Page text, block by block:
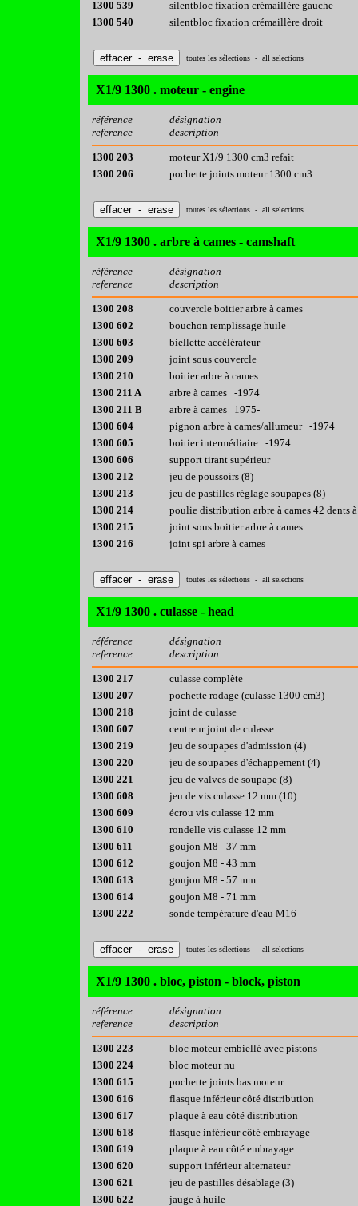
1300 539
silentbloc fixation crémaillère gauche
1300 540
silentbloc fixation crémaillère droit
toutes les sélections - all selections
X1/9 1300 . moteur - engine
référence
reference
désignation
description
1300 203
moteur X1/9 1300 cm3 refait
1300 206
pochette joints moteur 1300 cm3
toutes les sélections - all selections
X1/9 1300 . arbre à cames - camshaft
référence
reference
désignation
description
1300 208
couvercle boitier arbre à cames
1300 602
bouchon remplissage huile
1300 603
biellette accélérateur
1300 209
joint sous couvercle
1300 210
boitier arbre à cames
1300 211 A
arbre à cames -1974
1300 211 B
arbre à cames 1975-
1300 604
pignon arbre à cames/allumeur -1974
1300 605
boitier intermédiaire -1974
1300 606
support tirant supérieur
1300 212
jeu de poussoirs (8)
1300 213
jeu de pastilles réglage soupapes (8)
1300 214
poulie distribution arbre à cames 42 dents
1300 215
joint sous boitier arbre à cames
1300 216
joint spi arbre à cames
toutes les sélections - all selections
X1/9 1300 . culasse - head
référence
reference
désignation
description
1300 217
culasse complète
1300 207
pochette rodage (culasse 1300 cm3)
1300 218
joint de culasse
1300 607
centreur joint de culasse
1300 219
jeu de soupapes d'admission (4)
1300 220
jeu de soupapes d'échappement (4)
1300 221
jeu de valves de soupape (8)
1300 608
jeu de vis culasse 12 mm (10)
1300 609
écrou vis culasse 12 mm
1300 610
rondelle vis culasse 12 mm
1300 611
goujon M8 - 37 mm
1300 612
goujon M8 - 43 mm
1300 613
goujon M8 - 57 mm
1300 614
goujon M8 - 71 mm
1300 222
sonde température d'eau M16
toutes les sélections - all selections
X1/9 1300 . bloc, piston - block, piston
référence
reference
désignation
description
1300 223
bloc moteur embiellé avec pistons
1300 224
bloc moteur nu
1300 615
pochette joints bas moteur
1300 616
flasque inférieur côté distribution
1300 617
plaque à eau côté distribution
1300 618
flasque inférieur côté embrayage
1300 619
plaque à eau côté embrayage
1300 620
support inférieur alternateur
1300 621
jeu de pastilles désablage (3)
1300 622
jauge à huile